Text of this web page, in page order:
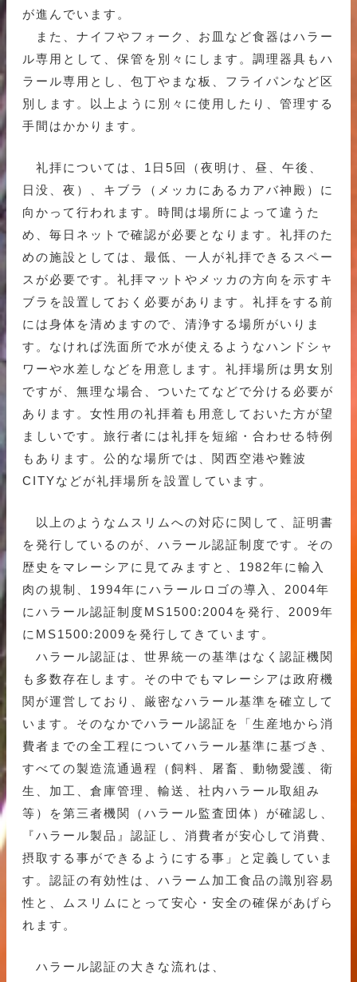
が進んでいます。
また、ナイフやフォーク、お皿など食器はハラー
ル専用として、保管を別々にします。調理器具もハ
ラール専用とし、包丁やまな板、フライパンなど区
別します。以上ように別々に使用したり、管理する
手間はかかります。
礼拝については、1日5回（夜明け、昼、午後、
日没、夜）、キブラ（メッカにあるカアバ神殿）に
向かって行われます。時間は場所によって違うた
め、毎日ネットで確認が必要となります。礼拝のた
めの施設としては、最低、一人が礼拝できるスペー
スが必要です。礼拝マットやメッカの方向を示すキ
ブラを設置しておく必要があります。礼拝をする前
には身体を清めますので、清浄する場所がいりま
す。なければ洗面所で水が使えるようなハンドシャ
ワーや水差しなどを用意します。礼拝場所は男女別
ですが、無理な場合、ついたてなどで分ける必要が
あります。女性用の礼拝着も用意しておいた方が望
ましいです。旅行者には礼拝を短縮・合わせる特例
もあります。公的な場所では、関西空港や難波
CITYなどが礼拝場所を設置しています。
以上のようなムスリムへの対応に関して、証明書
を発行しているのが、ハラール認証制度です。その
歴史をマレーシアに見てみますと、1982年に輸入
肉の規制、1994年にハラールロゴの導入、2004年
にハラール認証制度MS1500:2004を発行、2009年
にMS1500:2009を発行してきています。
ハラール認証は、世界統一の基準はなく認証機関
も多数存在します。その中でもマレーシアは政府機
関が運営しており、厳密なハラール基準を確立して
います。そのなかでハラール認証を「生産地から消
費者までの全工程についてハラール基準に基づき、
すべての製造流通過程（飼料、屠畜、動物愛護、衛
生、加工、倉庫管理、輸送、社内ハラール取組み
等）を第三者機関（ハラール監査団体）が確認し、
『ハラール製品』認証し、消費者が安心して消費、
摂取する事ができるようにする事」と定義していま
す。認証の有効性は、ハラーム加工食品の識別容易
性と、ムスリムにとって安心・安全の確保があげら
れます。
ハラール認証の大きな流れは、